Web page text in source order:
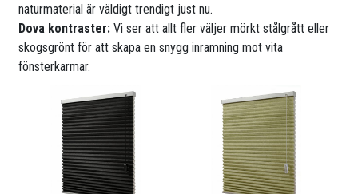
naturmaterial är väldigt trendigt just nu.
Dova kontraster: Vi ser att allt fler väljer mörkt stålgrått eller
skogsgrönt för att skapa en snygg inramning mot vita
fönsterkarmar.